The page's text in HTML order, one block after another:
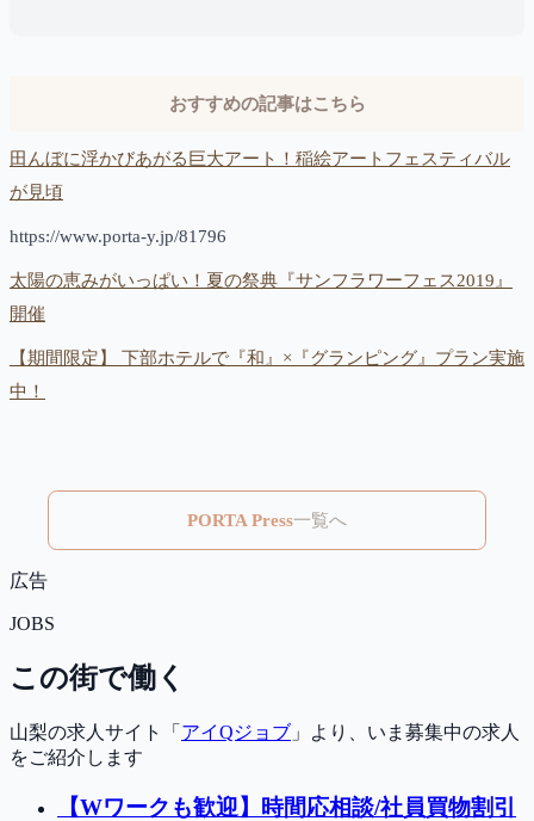
おすすめの記事はこちら
田んぼに浮かびあがる巨大アート！稲絵アートフェスティバル
が見頃
https://www.porta-y.jp/81796
太陽の恵みがいっぱい！夏の祭典『サンフラワーフェス2019』
開催
【期間限定】 下部ホテルで『和』×『グランピング』プラン実施
中！
PORTA Press一覧へ
広告
JOBS
この街で働く
山梨の求人サイト「 アイQジョブ 」より、いま募集中の求人
をご紹介します
【Wワークも歓迎】時間応相談/社員買物割引